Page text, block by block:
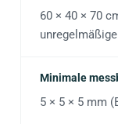
60 × 40 × 70
Minimale
5 × 5 × 5 mm